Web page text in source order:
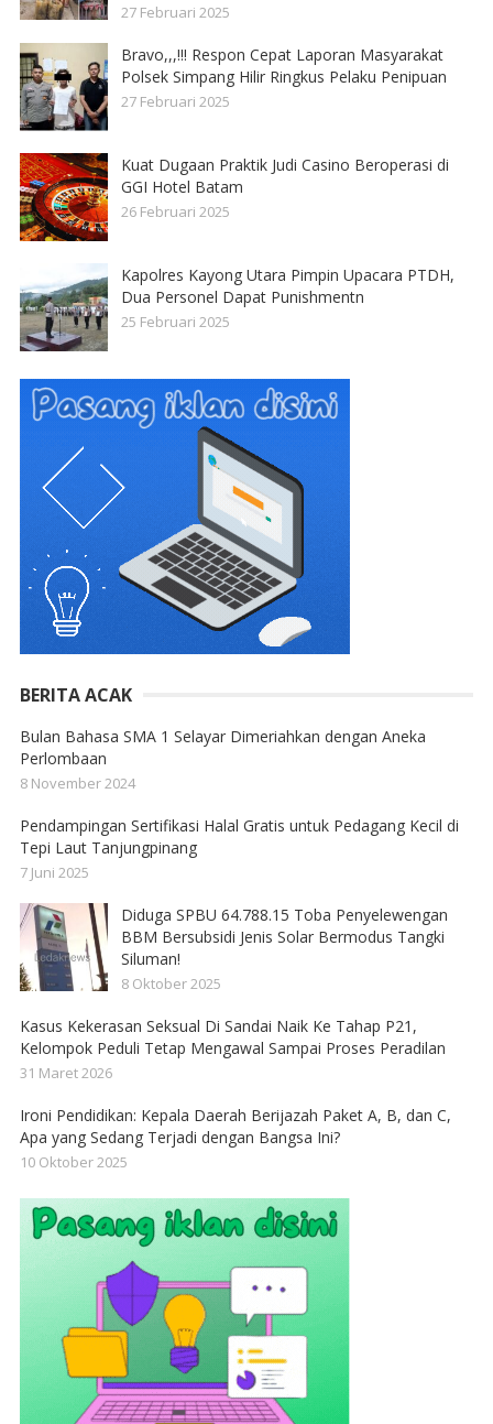
27 Februari 2025
Bravo,,,!!! Respon Cepat Laporan Masyarakat
Polsek Simpang Hilir Ringkus Pelaku Penipuan
27 Februari 2025
Kuat Dugaan Praktik Judi Casino Beroperasi di
GGI Hotel Batam
26 Februari 2025
Kapolres Kayong Utara Pimpin Upacara PTDH,
Dua Personel Dapat Punishmentn
25 Februari 2025
BERITA ACAK
Bulan Bahasa SMA 1 Selayar Dimeriahkan dengan Aneka
Perlombaan
8 November 2024
Pendampingan Sertifikasi Halal Gratis untuk Pedagang Kecil di
Tepi Laut Tanjungpinang
7 Juni 2025
Diduga SPBU 64.788.15 Toba Penyelewengan
BBM Bersubsidi Jenis Solar Bermodus Tangki
Siluman!
8 Oktober 2025
Kasus Kekerasan Seksual Di Sandai Naik Ke Tahap P21,
Kelompok Peduli Tetap Mengawal Sampai Proses Peradilan
31 Maret 2026
Ironi Pendidikan: Kepala Daerah Berijazah Paket A, B, dan C,
Apa yang Sedang Terjadi dengan Bangsa Ini?
10 Oktober 2025